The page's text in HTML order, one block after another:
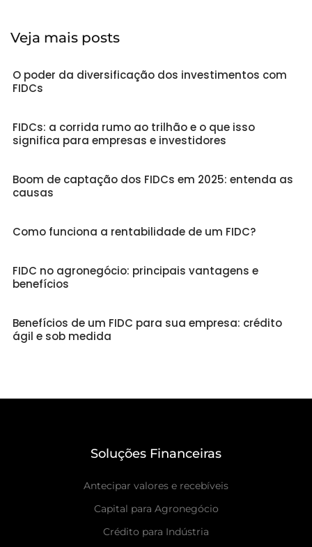
Veja mais posts
O poder da diversificação dos investimentos com
FIDCs
FIDCs: a corrida rumo ao trilhão e o que isso
significa para empresas e investidores
Boom de captação dos FIDCs em 2025: entenda as
causas
Como funciona a rentabilidade de um FIDC?
FIDC no agronegócio: principais vantagens e
benefícios
Benefícios de um FIDC para sua empresa: crédito
ágil e sob medida
Soluções Financeiras
Antecipar valores e recebíveis
Capital para Agronegócio
Crédito para Indústria